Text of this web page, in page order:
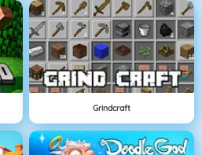
Grindcraft